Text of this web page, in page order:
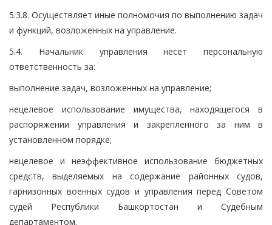
5.3.8. Осуществляет иные полномочия по выполнению задач
и функций, возложенных на управление.
5.4. Начальник управления несет персональную
ответственность за:
выполнение задач, возложенных на управление;
нецелевое использование имущества, находящегося в
распоряжении управления и закрепленного за ним в
установленном порядке;
нецелевое и неэффективное использование бюджетных
средств, выделяемых на содержание районных судов,
гарнизонных военных судов и управления перед Советом
судей Республики Башкортостан и Судебным
департаментом.